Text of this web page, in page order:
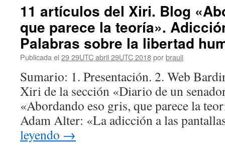
11 artículos del Xiri. Blog
que parece la teoría».
Palabras sobre la libertad
Publicada el 29 29UTC abril 29UTC 2018porbrauli
Sumario: 1. Presentación. 2. Web
Xiri de la sección «Diario de un
«Abordando eso gris, que parece la
Adam Alter: «La adicción a las
leyendo →